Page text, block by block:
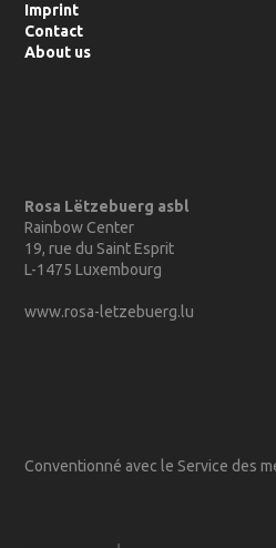
Imprint
Contact
About us
Rosa Lëtzebuerg asbl
Rainbow Center
19, rue du Saint Esprit
L-1475 Luxembourg
www.rosa-letzebuerg.lu
Conventionné avec le Service des